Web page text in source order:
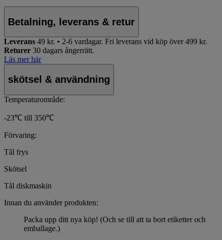
Betalning, leverans & retur
Leverans 49 kr. • 2-6 vardagar. Fri leverans vid köp över 499 kr.
Returer 30 dagars ångerrätt.
Läs mer här
skötsel & användning
Temperaturområde:
-23℃ till 350℃
Förvaring:
Tål frys
Skötsel
Tål diskmaskin
Innan du använder produkten:
Packa upp ditt nya köp! (Och se till att ta bort etiketter och
emballage.)